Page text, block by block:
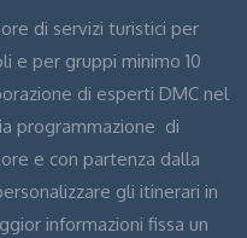
di servizi turistici per
e per gruppi minimo 10
di esperti DMC nel
programmazione di
e con partenza dalla
gli itinerari in
informazioni fissa un